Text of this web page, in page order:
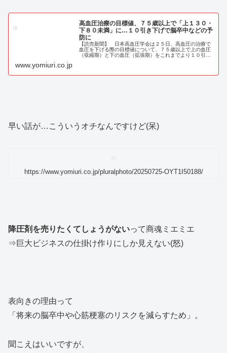
高血圧治療の目標値、７５歳以上で「上１３０・
下８０未満」に…１０引き下げで脳卒中などの予
防に
【読売新聞】 日本高血圧学会は２５日、高血圧の治療で
血圧を下げる際の目標値について、７５歳以上で上の血圧
（収縮期）と下の血圧（拡張期）をこれまでより１０引き
www.yomiuri.co.jp
早い話が…こういうオチなんですけど(呆)
https://www.yomiuri.co.jp/pluralphoto/20250725-OYT1I50188/
降圧剤を売りたくてしょうがないって商魂ミエミエ
⇒巨大ビジネスの仕掛け作りにしか見えない(怒)
表向きの理由って
「将来の脳卒中や心筋梗塞のリスクを減らすため」。
聞こえはいいですが、